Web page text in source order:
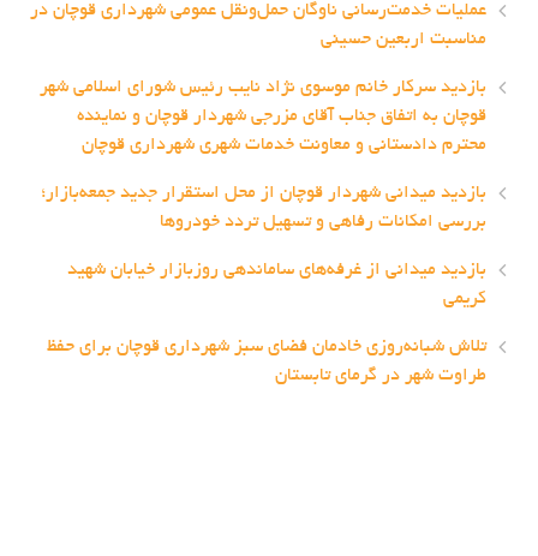
عملیات خدمت‌رسانی ناوگان حمل‌ونقل عمومی شهرداری قوچان در
مناسبت اربعین حسینی
بازدید سرکار خانم موسوی نژاد نایب رئیس شورای اسلامی شهر
قوچان به اتفاق جناب آقای مزرجی شهردار قوچان و نماینده
محترم دادستانی و معاونت خدمات شهری شهرداری قوچان
بازدید میدانی شهردار قوچان از محل استقرار جدید جمعه‌بازار؛
بررسی امکانات رفاهی و تسهیل تردد خودروها
بازدید میدانی از غرفه‌های ساماندهی روزبازار خیابان شهید
کریمی
تلاش شبانه‌روزی خادمان فضای سبز شهرداری قوچان برای حفظ
طراوت شهر در گرمای تابستان